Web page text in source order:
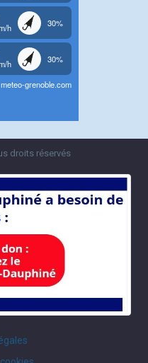
droits réservés